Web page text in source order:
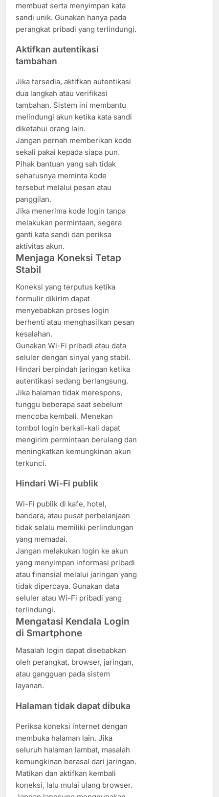
membuat serta menyimpan kata
sandi unik. Gunakan hanya pada
perangkat pribadi yang terlindungi.
Aktifkan autentikasi
tambahan
Jika tersedia, aktifkan autentikasi
dua langkah atau verifikasi
tambahan. Sistem ini membantu
melindungi akun ketika kata sandi
diketahui orang lain.
Jangan pernah memberikan kode
sekali pakai kepada siapa pun.
Pihak bantuan yang sah tidak
seharusnya meminta kode
tersebut melalui pesan atau
panggilan.
Jika menerima kode login tanpa
melakukan permintaan, segera
ganti kata sandi dan periksa
aktivitas akun.
Menjaga Koneksi Tetap
Stabil
Koneksi yang terputus ketika
formulir dikirim dapat
menyebabkan proses login
berhenti atau menghasilkan pesan
kesalahan.
Gunakan Wi-Fi pribadi atau data
seluler dengan sinyal yang stabil.
Hindari berpindah jaringan ketika
autentikasi sedang berlangsung.
Jika halaman tidak merespons,
tunggu beberapa saat sebelum
mencoba kembali. Menekan
tombol login berkali-kali dapat
mengirim permintaan berulang dan
meningkatkan kemungkinan akun
terkunci.
Hindari Wi-Fi publik
Wi-Fi publik di kafe, hotel,
bandara, atau pusat perbelanjaan
tidak selalu memiliki perlindungan
yang memadai.
Jangan melakukan login ke akun
yang menyimpan informasi pribadi
atau finansial melalui jaringan yang
tidak dipercaya. Gunakan data
seluler atau Wi-Fi pribadi yang
terlindungi.
Mengatasi Kendala Login
di Smartphone
Masalah login dapat disebabkan
oleh perangkat, browser, jaringan,
atau gangguan pada sistem
layanan.
Halaman tidak dapat dibuka
Periksa koneksi internet dengan
membuka halaman lain. Jika
seluruh halaman lambat, masalah
kemungkinan berasal dari jaringan.
Matikan dan aktifkan kembali
koneksi, lalu mulai ulang browser.